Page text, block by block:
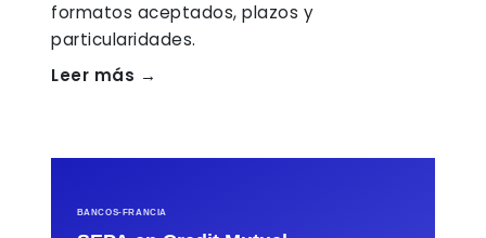
formatos aceptados, plazos y
particularidades.
Leer más →